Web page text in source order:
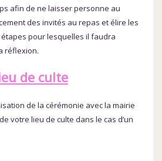
afin de ne laisser personne au
des invités au repas et élire les
pour lesquelles il faudra
réflexion.
de culte
de la cérémonie avec la mairie
votre lieu de culte dans le cas d’un